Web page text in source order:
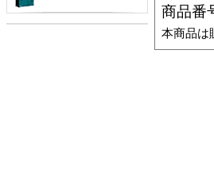
商品番
本商品は